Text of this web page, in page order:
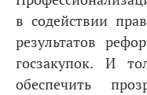
в содействии
результатов
госзакупок. И
обеспечить